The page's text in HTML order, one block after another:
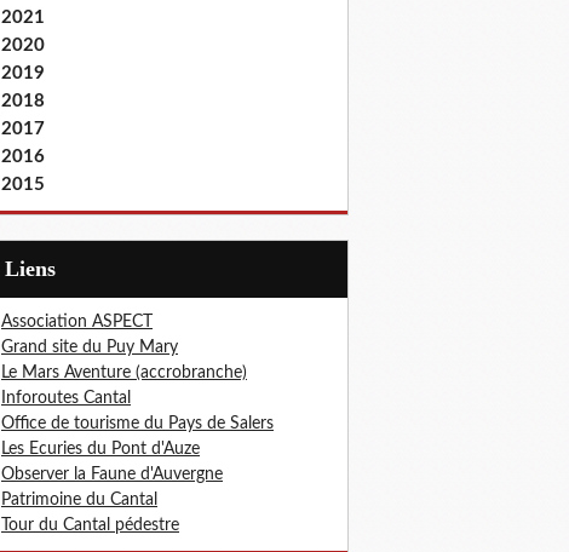
2021
2020
2019
2018
2017
2016
2015
Liens
Association ASPECT
Grand site du Puy Mary
Le Mars Aventure (accrobranche)
Inforoutes Cantal
Office de tourisme du Pays de Salers
Les Ecuries du Pont d'Auze
Observer la Faune d'Auvergne
Patrimoine du Cantal
Tour du Cantal pédestre